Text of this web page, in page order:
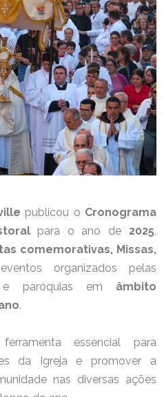
publicou o Cronograma
para o ano de 2025
comemorativas, Missas,
organizados pelas
e paróquias em âmbito
.
essencial para
da Igreja e promover a
nas diversas ações